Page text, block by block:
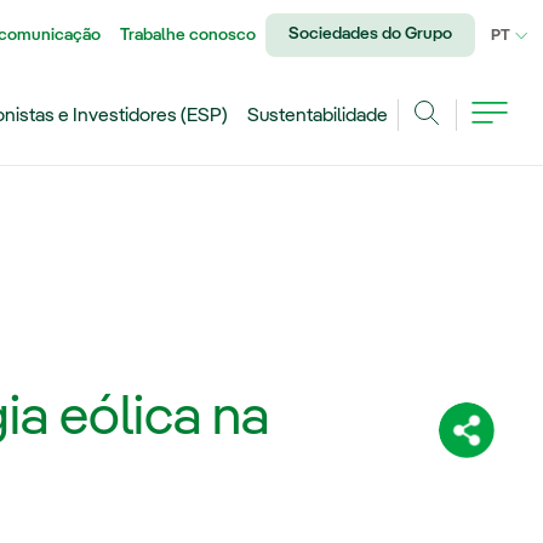
Trabalhe conosco Sociedades do Grupo PT
e Investidores (ESP)
Sustentabilidade
eólica na